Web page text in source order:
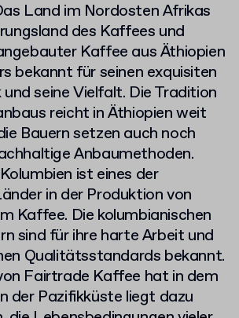
Land im Nordosten Afrikas
des Kaffees und
Kaffee aus Äthiopien
bekannt für seinen exquisiten
seine Vielfalt. Die Tradition
reicht in Äthiopien weit
Bauern setzen auch noch
Anbaumethoden.
Kolumbien ist eines der
in der Produktion von
Kaffee. Die kolumbianischen
sind für ihre harte Arbeit und
Qualitätsstandards bekannt.
Fairtrade Kaffee hat in dem
der Pazifikküste liegt dazu